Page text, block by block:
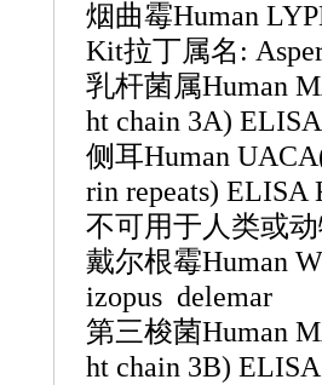
烟曲霉Human
Kit拉丁属名:
乳杆菌属Human
ht chain 3A)
侧耳Human
rin repeats)
不可用于人类或
戴尔根霉Human
izopus delemar
第三梭菌Human
ht chain 3B)